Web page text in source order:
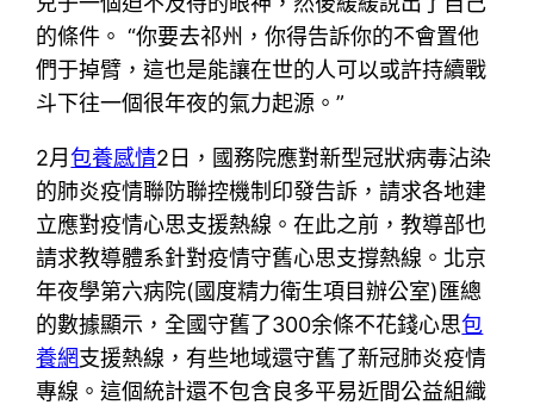
的條件。 “你要去祁州，你得告訴你的不會置他
們于掉臂，這也是能讓在世的人可以或許持續戰
斗下往一個很年夜的氣力起源。”
2月包養感情2日，國務院應對新型冠狀病毒沾染
的肺炎疫情聯防聯控機制印發告訴，請求各地建
立應對疫情心思支援熱線。在此之前，教導部也
請求教導體系針對疫情守舊心思支撐熱線。北京
年夜學第六病院(國度精力衛生項目辦公室)匯總
的數據顯示，全國守舊了300余條不花錢心思包
養網支援熱線，有些地域還守舊了新冠肺炎疫情
專線。這個統計還不包含良多平易近間公益組織